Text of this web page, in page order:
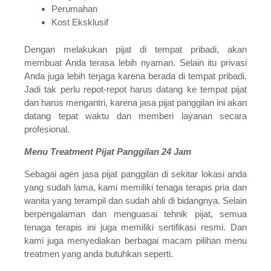
Jogja / De Wave Jogja City Mall / Spa Mansion Jogja / Nadila
Spa Jogja / Orchid Spa Jogja Kaskus / Paket Flaurent Salon
Ndalem Nuriyyat Villa Jogja / Salon Spa Plus Jogja / Salon
Plus Plus Yogyakarta / Jogja Spa Kaskus / Abella Spa Jogja /
Spa and Massage Yogyakarta / Spa Di Jogja Terbaik / Spa Jl
Magelang Jogja / Jari Menari Jogja / Lowongan Kerja Spa Di
Hotel Jogja / New Red Cliff Spa Jogja / Wave Spa Jogja / Spa
Di Jogja Untuk Pria / Spa Terbaik Di Yogyakarta / Villa
Cangkringan Jogja / Salon Plus Jogja Kaskus / Yurris Spa
Jogja / Red Cliff Spa Jogja Kaskus / Kenssa Spa Jogja / Men
Perumahan
Kost Eksklusif
Dengan melakukan pijat di tempat pribadi, akan
membuat Anda terasa lebih nyaman. Selain itu privasi
Anda juga lebih terjaga karena berada di tempat pribadi.
Jadi tak perlu repot-repot harus datang ke tempat pijat
dan harus mengantri, karena jasa pijat panggilan ini akan
datang tepat waktu dan memberi layanan secara
profesional.
Menu Treatment Pijat Panggilan 24 Jam
Sebagai agen jasa pijat panggilan di sekitar lokasi anda
yang sudah lama, kami memiliki tenaga terapis pria dan
wanita yang terampil dan sudah ahli di bidangnya. Selain
berpengalaman dan menguasai tehnik pijat, semua
tenaga terapis ini juga memiliki sertifikasi resmi. Dan
kami juga menyediakan berbagai macam pilihan menu
treatmen yang anda butuhkan seperti.